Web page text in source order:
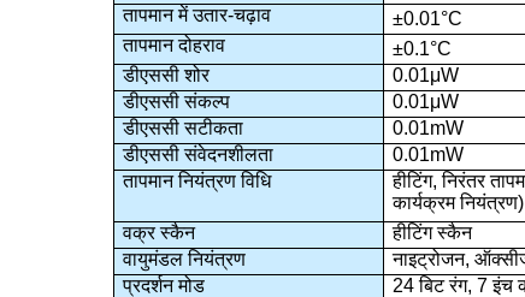
तापमान में उतार-चढ़ाव
±0.01°C
तापमान दोहराव
±0.1°C
डीएससी शोर
0.01μW
डीएससी संकल्प
0.01μW
डीएससी सटीकता
0.01mW
डीएससी संवेदनशीलता
0.01mW
तापमान नियंत्रण विधि
हीटिंग, निरंतर
कार्यक्रम नियंत्रण)
वक्र स्कैन
हीटिंग स्कैन
वायुमंडल नियंत्रण
नाइट्रोजन,
प्रदर्शन मोड
24 बिट रंग, 7 इंच